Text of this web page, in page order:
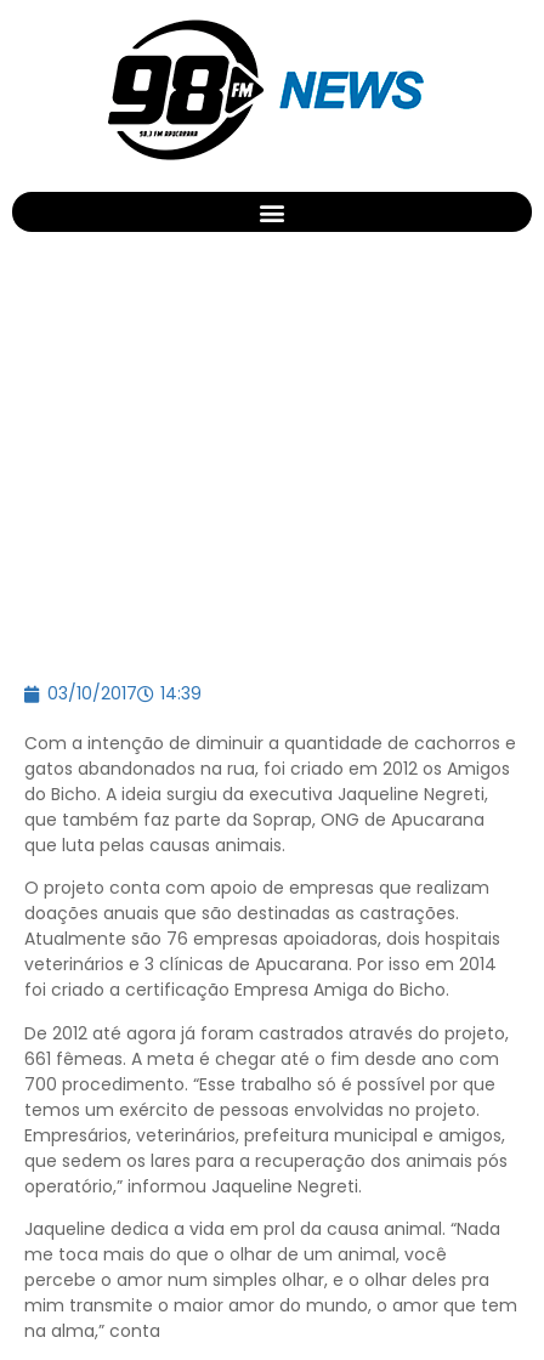
03/10/2017 14:39
Com a intenção de diminuir a quantidade de cachorros e
gatos abandonados na rua, foi criado em 2012 os Amigos
do Bicho. A ideia surgiu da executiva Jaqueline Negreti,
que também faz parte da Soprap, ONG de Apucarana
que luta pelas causas animais.
O projeto conta com apoio de empresas que realizam
doações anuais que são destinadas as castrações.
Atualmente são 76 empresas apoiadoras, dois hospitais
veterinários e 3 clínicas de Apucarana. Por isso em 2014
foi criado a certificação Empresa Amiga do Bicho.
De 2012 até agora já foram castrados através do projeto,
661 fêmeas. A meta é chegar até o fim desde ano com
700 procedimento. “Esse trabalho só é possível por que
temos um exército de pessoas envolvidas no projeto.
Empresários, veterinários, prefeitura municipal e amigos,
que sedem os lares para a recuperação dos animais pós
operatório,” informou Jaqueline Negreti.
Jaqueline dedica a vida em prol da causa animal. “Nada
me toca mais do que o olhar de um animal, você
percebe o amor num simples olhar, e o olhar deles pra
mim transmite o maior amor do mundo, o amor que tem
na alma,” conta